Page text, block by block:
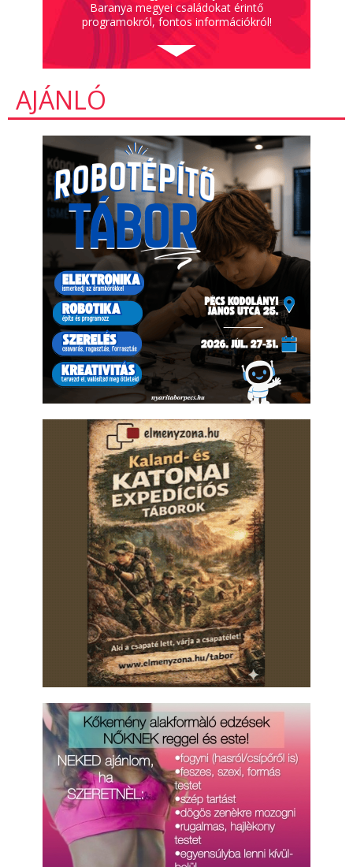
Baranya megyei családokat érintő
programokról, fontos információkról!
AJÁNLÓ